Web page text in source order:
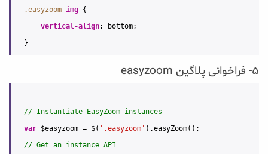
.easyzoom img {
vertical-align: bottom;
}
۵- فراخوانی پلاگین easyzoom
// Instantiate EasyZoom instances
var $easyzoom = $( '.easyzoom'
// Get an instance API